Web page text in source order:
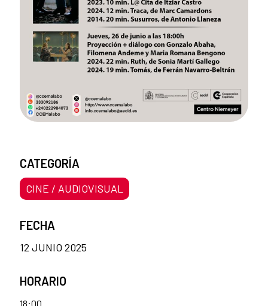
CATEGORÍA
CINE / AUDIOVISUAL
FECHA
12 JUNIO 2025
HORARIO
18:00